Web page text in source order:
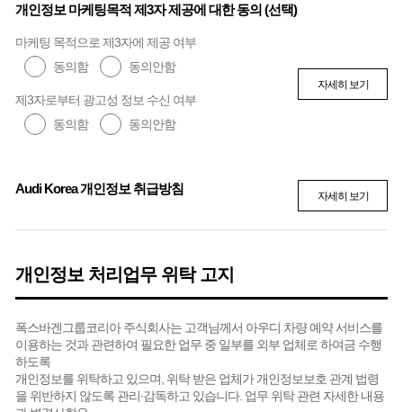
개인정보 마케팅목적 제3자 제공에 대한 동의 (선택)
마케팅 목적으로 제3자에 제공 여부
동의함
동의안함
제3자로부터 광고성 정보 수신 여부
동의함
동의안함
자세히 보기
Audi Korea 개인정보 취급방침 자세히 보기
개인정보 처리업무 위탁 고지
폭스바겐그룹코리아 주식회사는 고객님께서 아우디 차량 예약 서비스를
이용하는 것과 관련하여 필요한 업무 중 일부를 외부 업체로 하여금 수행
하도록
개인정보를 위탁하고 있으며, 위탁 받은 업체가 개인정보보호 관계 법령
을 위반하지 않도록 관리∙감독하고 있습니다. 업무 위탁 관련 자세한 내용